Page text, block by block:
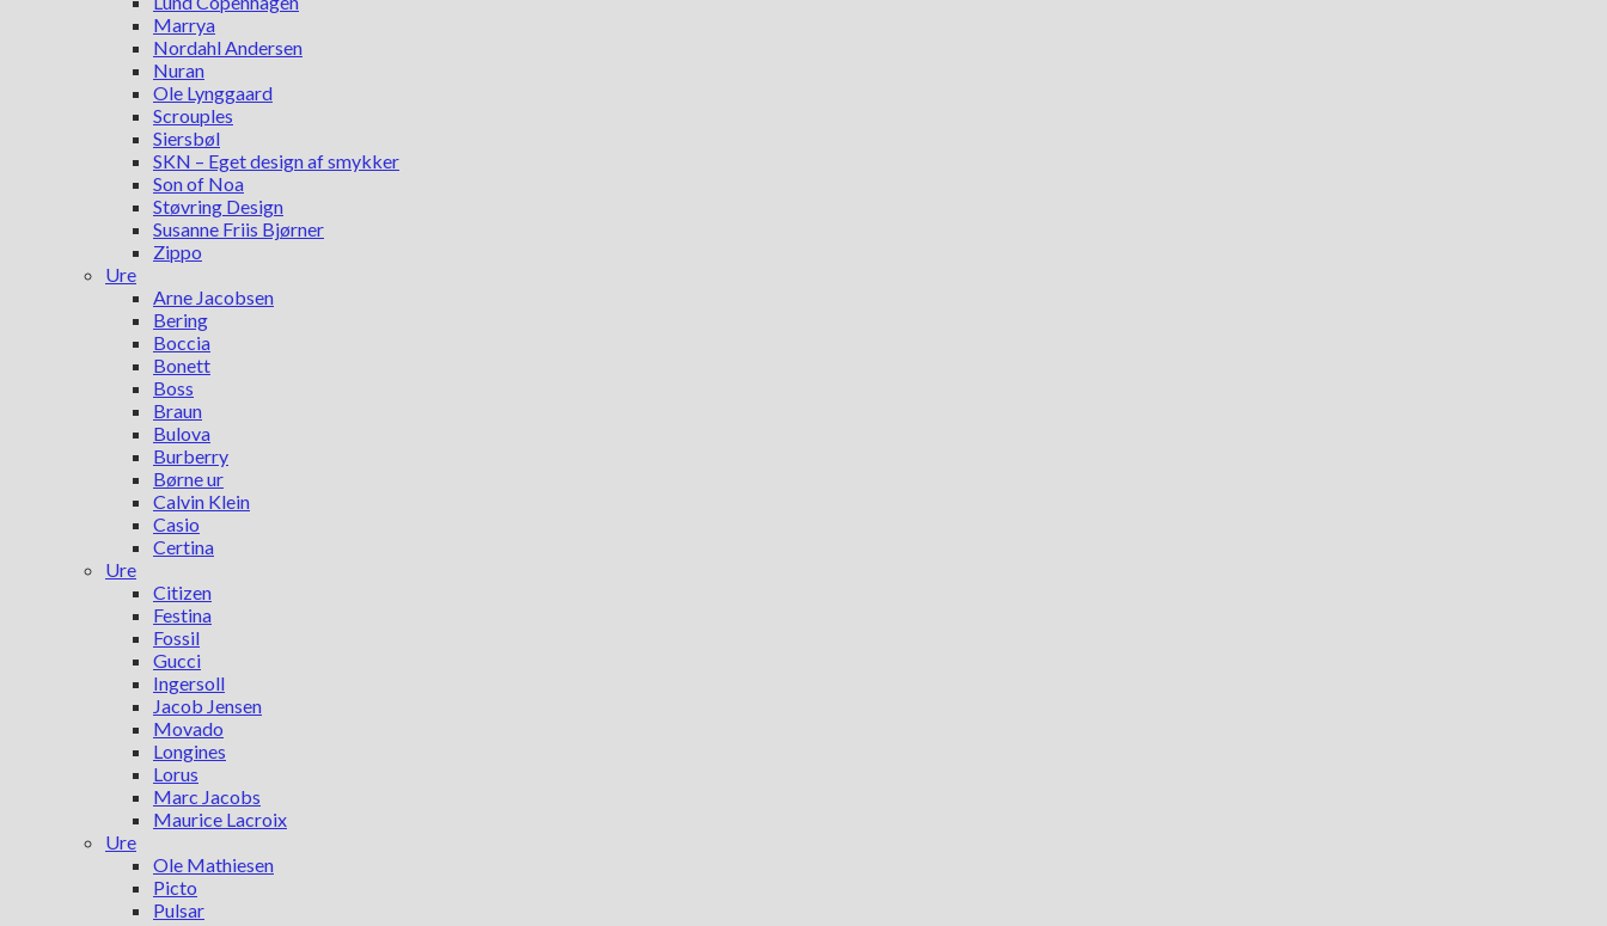
Marrya
Nordahl Andersen
Nuran
Ole Lynggaard
Scrouples
Siersbøl
SKN – Eget design af smykker
Son of Noa
Støvring Design
Susanne Friis Bjørner
Zippo
Ure
Arne Jacobsen
Bering
Boccia
Bonett
Boss
Braun
Bulova
Burberry
Børne ur
Calvin Klein
Casio
Certina
Ure
Citizen
Festina
Fossil
Gucci
Ingersoll
Jacob Jensen
Movado
Longines
Lorus
Marc Jacobs
Maurice Lacroix
Ure
Ole Mathiesen
Picto
Pulsar